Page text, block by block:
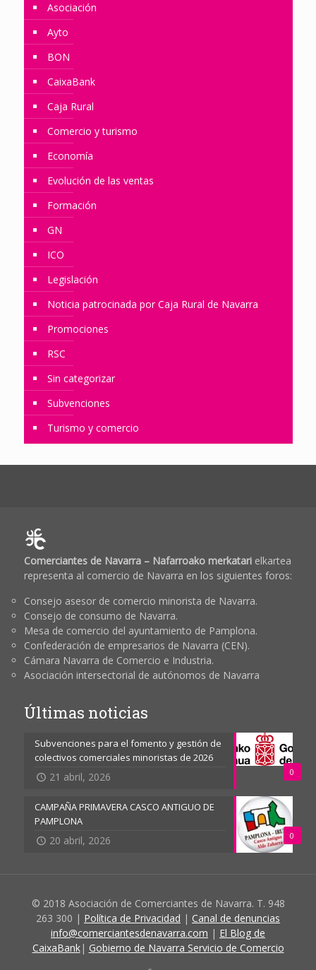
Asociación
Ayto
BON
CaixaBank
Caja Rural
Comercio y turismo
Economía
Evolución de las ventas
Formación
GN
ICO
Legislación
Noticia patrocinada por Caja Rural de Navarra
Promociones
RSC
Sin categorizar
Subvenciones
Turismo y comercio
Comerciantes de Navarra – Nafarroako merkatarielkartea
representa al comercio de Navarra en los siguientes foros:
Consejo asesor de comercio minorista de Navarra.
Consejo de consumo de Navarra.
Mesa de comercio del ayuntamiento de Pamplona.
Confederación de empresarios de Navarra (CEN).
Cámara Navarra de Comercio e Industria.
Asociación intersectorial de autónomos de Navarra
Últimas noticias
0
Subvenciones para el fomento y gestión de
colectivos comerciales minoristas de 2026
21 abril, 2026
0
CAMPAÑA PRIMAVERA CASCO ANTIGUO DE
PAMPLONA
20 abril, 2026
© 2018 Asociación de Comerciantes de Navarra. T. 948
263 300 | Política de Privacidad | Canal de denuncias
info@comerciantesdenavarra.com | El Blog de
CaixaBank| Gobierno de Navarra Servicio de Comercio